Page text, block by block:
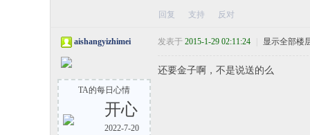
回复 支持 反对
aishangyizhimei
TA的每日心情
开心
2022-7-20
发表于 2015-1-29 02:11:24 显示全部楼
还要金子啊，不是说送的么